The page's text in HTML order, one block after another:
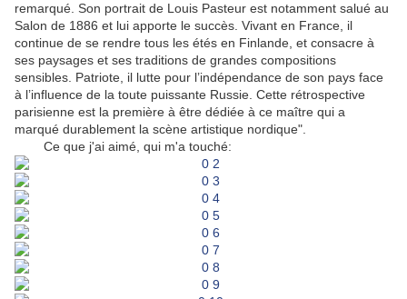
remarqué. Son portrait de Louis Pasteur est notamment salué au
Salon de 1886 et lui apporte le succès. Vivant en France, il
continue de se rendre tous les étés en Finlande, et consacre à
ses paysages et ses traditions de grandes compositions
sensibles. Patriote, il lutte pour l’indépendance de son pays face
à l’influence de la toute puissante Russie. Cette rétrospective
parisienne est la première à être dédiée à ce maître qui a
marqué durablement la scène artistique nordique".
Ce que j'ai aimé, qui m'a touché: